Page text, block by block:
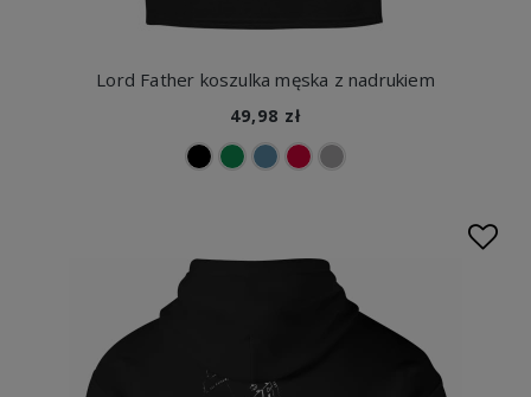
Lord Father koszulka męska z nadrukiem
49,98 zł